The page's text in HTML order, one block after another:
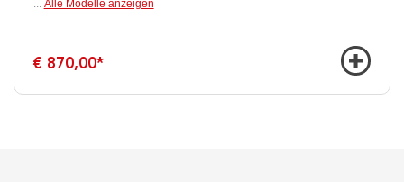
... Alle Modelle anzeigen
€ 870,00*